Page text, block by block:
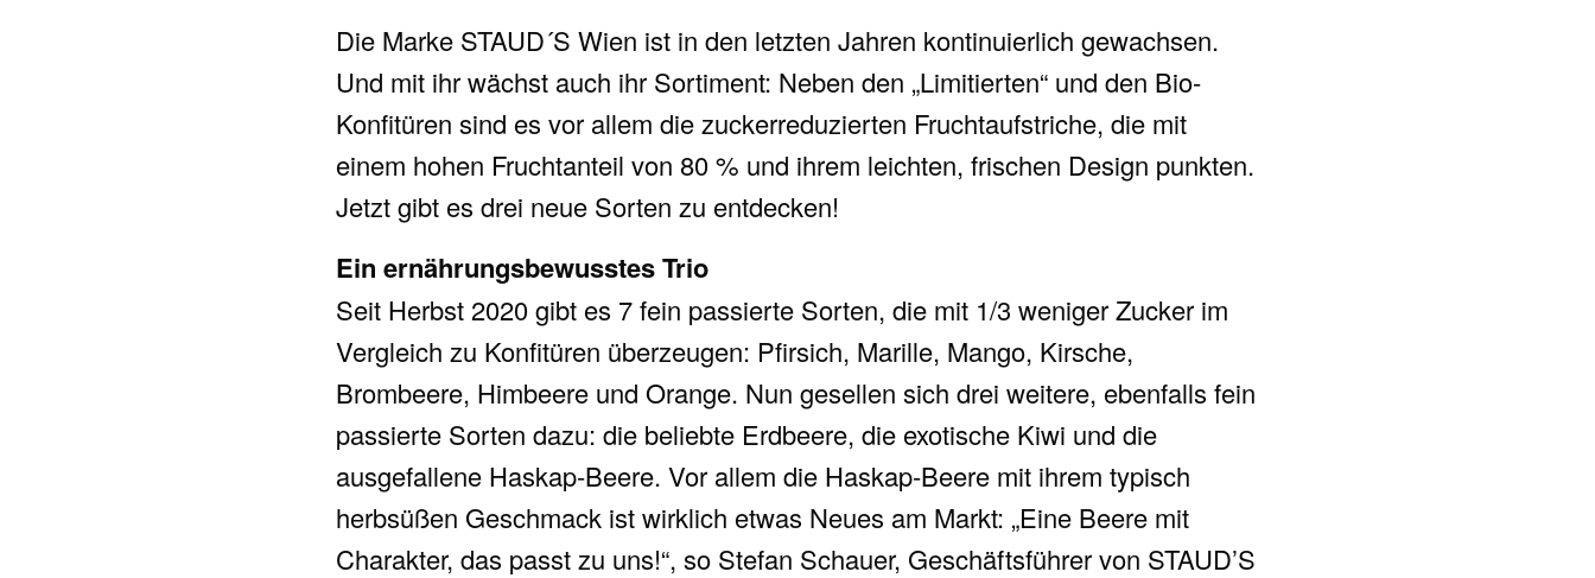
Die Marke STAUD´S Wien ist in den letzten Jahren kontinuierlich gewachsen.
Und mit ihr wächst auch ihr Sortiment: Neben den „Limitierten“ und den Bio-
Konfitüren sind es vor allem die zuckerreduzierten Fruchtaufstriche, die mit
einem hohen Fruchtanteil von 80 % und ihrem leichten, frischen Design punkten.
Jetzt gibt es drei neue Sorten zu entdecken!
Ein ernährungsbewusstes Trio
Seit Herbst 2020 gibt es 7 fein passierte Sorten, die mit 1/3 weniger Zucker im
Vergleich zu Konfitüren überzeugen: Pfirsich, Marille, Mango, Kirsche,
Brombeere, Himbeere und Orange. Nun gesellen sich drei weitere, ebenfalls fein
passierte Sorten dazu: die beliebte Erdbeere, die exotische Kiwi und die
ausgefallene Haskap-Beere. Vor allem die Haskap-Beere mit ihrem typisch
herbsüßen Geschmack ist wirklich etwas Neues am Markt: „Eine Beere mit
Charakter, das passt zu uns!“, so Stefan Schauer, Geschäftsführer von STAUD’S